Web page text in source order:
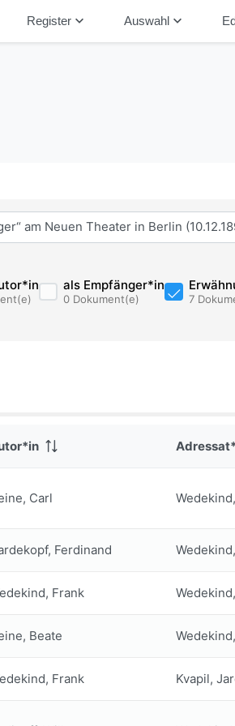
Registerkeyboard_arrow_down Auswahlkeyboard_arrow_down
ein:
als Empfänger*in
0 Dokument(e) 7
Carl
Ferdinand
Frank
Beate
Frank Kvapil,